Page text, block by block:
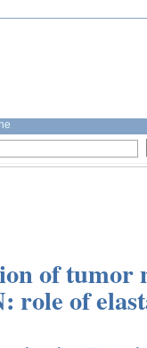
of tumor
role of